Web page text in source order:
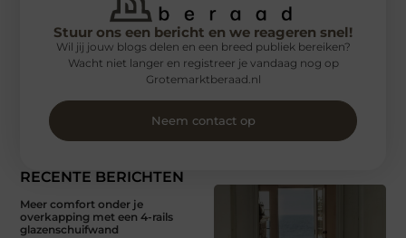
RECENTE BERICHTEN
Meer comfort onder je
overkapping met een 4-rails
glazenschuifwand
Stuur ons een bericht en we reageren snel!
Wil jij jouw blogs delen en een breed publiek bereiken?
Wacht niet langer en registreer je vandaag nog op
Grotemarktberaad.nl
Neem contact op